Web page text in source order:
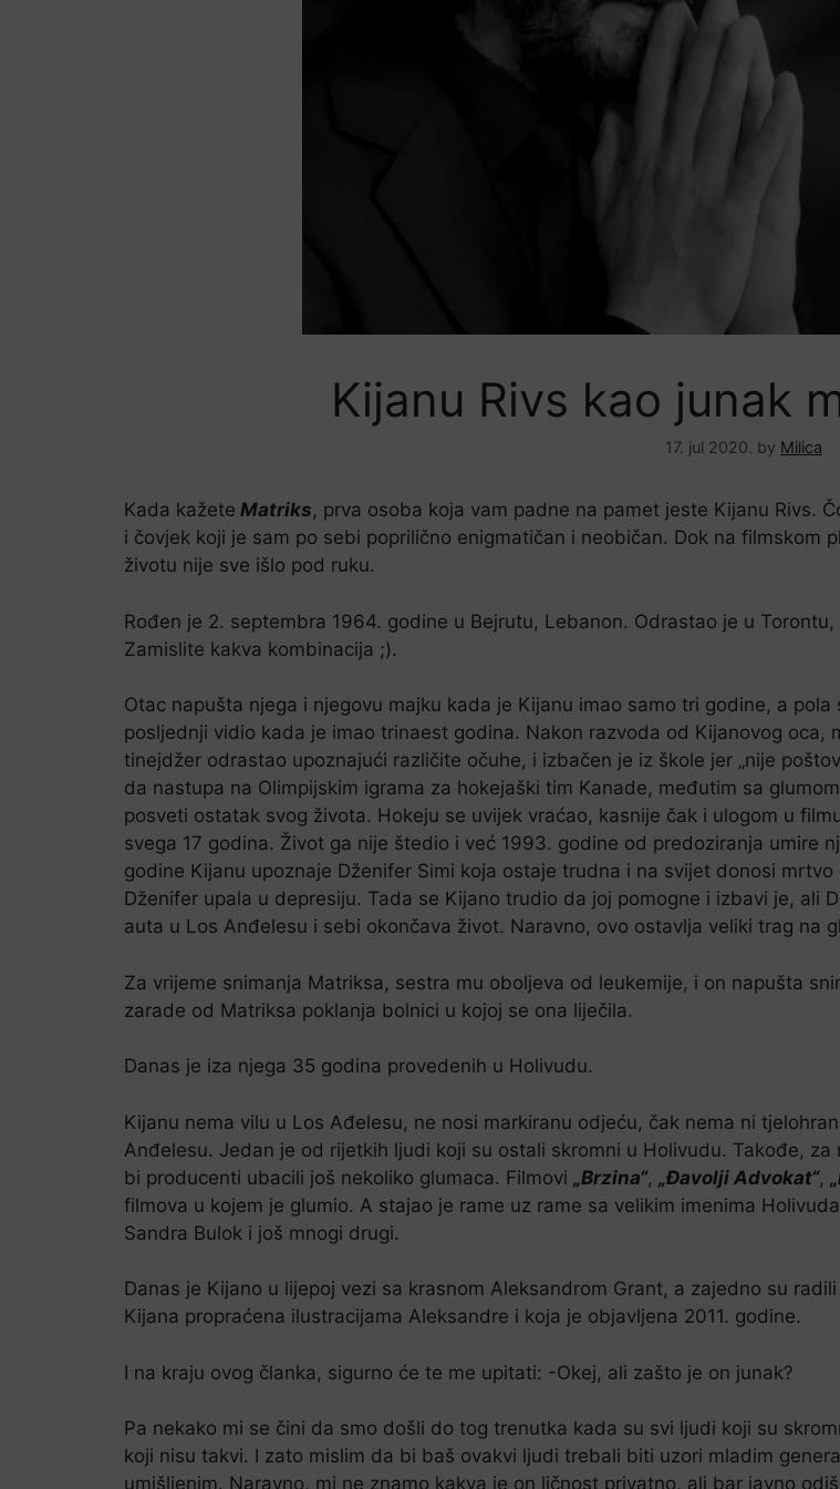
Kijanu Rivs kao junak
17. jul 2020. by Milica
Kada kažete Matriks, prva osoba koja vam padne na pamet jeste Kijanu Rivs.
i čovjek koji je sam po sebi poprilično enigmatičan i neobičan. Dok na filmskom
životu nije sve išlo pod ruku.
Rođen je 2. septembra 1964. godine u Bejrutu, Lebanon. Odrastao je u
Zamislite kakva kombinacija ;).
Otac napušta njega i njegovu majku kada je Kijanu imao samo tri godine, a
posljednji vidio kada je imao trinaest godina. Nakon razvoda od Kijanovog oca,
tinejdžer odrastao upoznajući različite očuhe, i izbačen je iz škole jer „nije
da nastupa na Olimpijskim igrama za hokejaški tim Kanade, međutim sa
posveti ostatak svog života. Hokeju se uvijek vraćao, kasnije čak i ulogom u
svega 17 godina. Život ga nije štedio i već 1993. godine od predoziranja umire
godine Kijanu upoznaje Dženifer Simi koja ostaje trudna i na svijet donosi
Dženifer upala u depresiju. Tada se Kijano trudio da joj pomogne i izbavi je, ali
auta u Los Anđelesu i sebi okončava život. Naravno, ovo ostavlja veliki trag na
Za vrijeme snimanja Matriksa, sestra mu oboljeva od leukemije, i on napušta
zarade od Matriksa poklanja bolnici u kojoj se ona liječila.
Danas je iza njega 35 godina provedenih u Holivudu.
Kijanu nema vilu u Los Ađelesu, ne nosi markiranu odjeću, čak nema ni
Anđelesu. Jedan je od rijetkih ljudi koji su ostali skromni u Holivudu. Takođe,
bi producenti ubacili još nekoliko glumaca. Filmovi „Brzina“, „Đavolji Advokat“,
filmova u kojem je glumio. A stajao je rame uz rame sa velikim imenima
Sandra Bulok i još mnogi drugi.
Danas je Kijano u lijepoj vezi sa krasnom Aleksandrom Grant, a zajedno su
Kijana propraćena ilustracijama Aleksandre i koja je objavljena 2011. godine.
I na kraju ovog članka, sigurno će te me upitati: -Okej, ali zašto je on junak?
Pa nekako mi se čini da smo došli do tog trenutka kada su svi ljudi koji su
koji nisu takvi. I zato mislim da bi baš ovakvi ljudi trebali biti uzori mladim
umišljenim. Naravno, mi ne znamo kakva je on ličnost privatno, ali bar javno